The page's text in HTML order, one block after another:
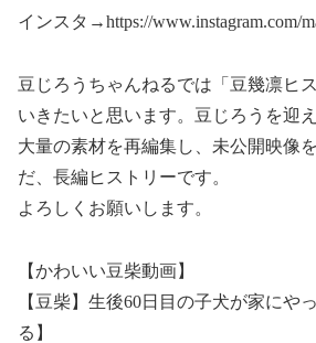
インスタ→https://www.instagram.com/
豆じろうちゃんねるでは「豆幾凛ヒ
いきたいと思います。豆じろうを迎
大量の素材を再編集し、未公開映像
だ、長編ヒストリーです。
よろしくお願いします。
【かわいい豆柴動画】
【豆柴】生後60日目の子犬が家にや
る】